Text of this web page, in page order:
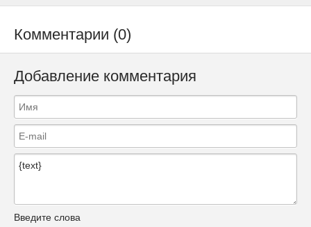
Комментарии (0)
Добавление комментария
Введите слова